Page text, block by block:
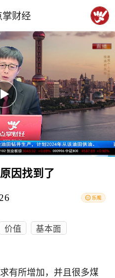
财经
因找到了
价值
基本面
有所增加，并且很多煤